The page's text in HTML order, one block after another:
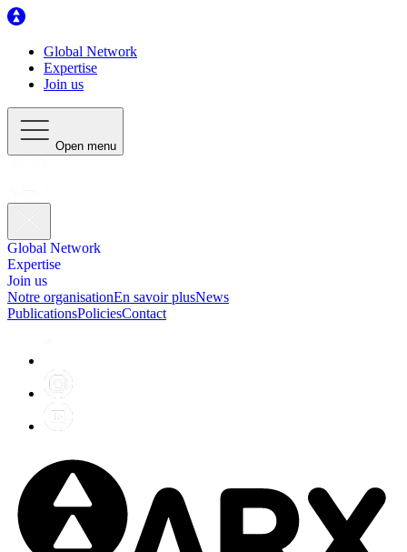
Global Network
Expertise
Join us
Open menu
Global Network
Expertise
Join us
Notre organisationEn savoir plusNews
PublicationsPoliciesContact